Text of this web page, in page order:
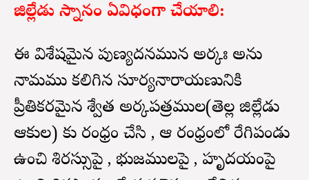
జిల్లేడు స్నానం ఏవిధంగా చేయాలి:
ఈ విశేషమైన పుణ్యదనమున అర్కః అను
నామము కలిగిన సూర్యనారాయణునికి
ప్రీతికరమైన శ్వేత అర్కపత్రముల(తెల్ల జిల్లేడు
ఆకుల) కు రంధ్రం చేసి , ఆ రంధ్రంలో రేగిపండు
ఉంచి శిరస్సుపై , భుజములపై , హృదయంపై